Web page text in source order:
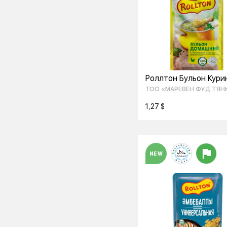
Роллтон Бульон
Домашний 90Гр.
ТОО «МАРЕВЕН ФУД
NEW